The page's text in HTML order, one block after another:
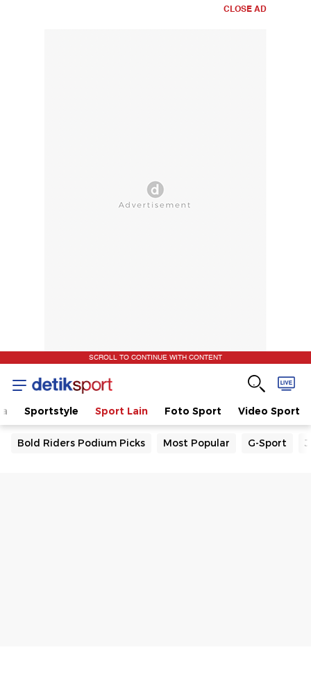
CLOSE AD
SCROLL TO CONTINUE WITH CONTENT
Sportstyle Sport Lain Foto Sport Video Sport
Bold Riders Podium Picks Most Popular G-Sport